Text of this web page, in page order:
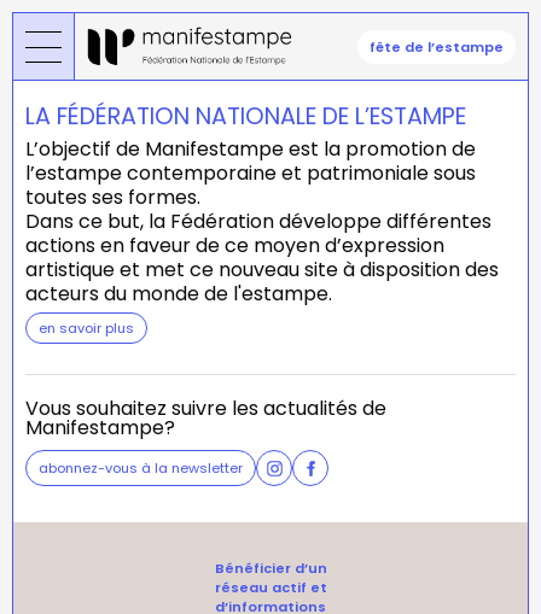
Aller
au
contenu
principal
fête de l’estampe
LA FÉDÉRATION NATIONALE DE L’ESTAMPE
L’objectif de Manifestampe est la promotion de
l’estampe contemporaine et patrimoniale sous
toutes ses formes.
Dans ce but, la Fédération développe différentes
actions en faveur de ce moyen d’expression
artistique et met ce nouveau site à disposition des
acteurs du monde de l'estampe.
en savoir plus
Vous souhaitez suivre les actualités de
Manifestampe?
abonnez-vous à la newsletter
Bénéficier d’un
réseau actif et
d’informations